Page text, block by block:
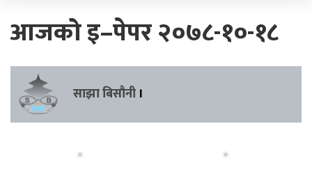
आजको इ–पेपर २०७८-१०-१८
साझा बिसौनी ।